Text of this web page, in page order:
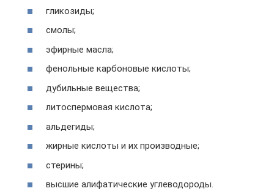
гликозиды;
смолы;
эфирные масла;
фенольные карбоновые кислоты;
дубильные вещества;
литоспермовая кислота;
альдегиды;
жирные кислоты и их производные;
стерины;
высшие алифатические углеводороды.